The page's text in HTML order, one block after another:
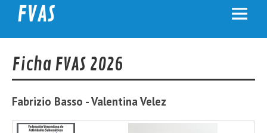
FVAS
Ficha FVAS 2026
Fabrizio Basso - Valentina Velez